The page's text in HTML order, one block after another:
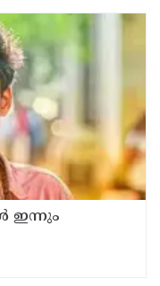
ഇന്നും
ഹാജരാകാൻ